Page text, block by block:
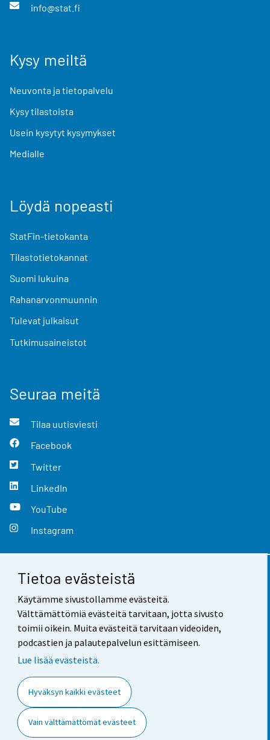
Tietoa evästeistä
Käytämme sivustollamme evästeitä.
Välttämättömiä evästeitä tarvitaan, jotta sivusto
toimii oikein. Muita evästeitä tarvitaan videoiden,
podcastien ja palautepalvelun esittämiseen.
Lue lisää evästeistä.
Hyväksyn kaikki evästeet
Vain välttämättömät evästeet
info@stat.fi
Kysy meiltä
Neuvonta ja tietopalvelu
Kysy tilastoista
Usein kysytyt kysymykset
Medialle
Löydä nopeasti
StatFin-tietokanta
Tilastotietokannat
Suomi lukuina
Rahanarvonmuunnin
Tulevat julkaisut
Tutkimusaineistot
Seuraa meitä
Tilaa uutisviesti
Facebook
Twitter
LinkedIn
YouTube
Instagram
Yhteystiedot
Palaute
Käyttöehdot
Saavutettavuus
Tietoa sivustosta
Evästeasetukset